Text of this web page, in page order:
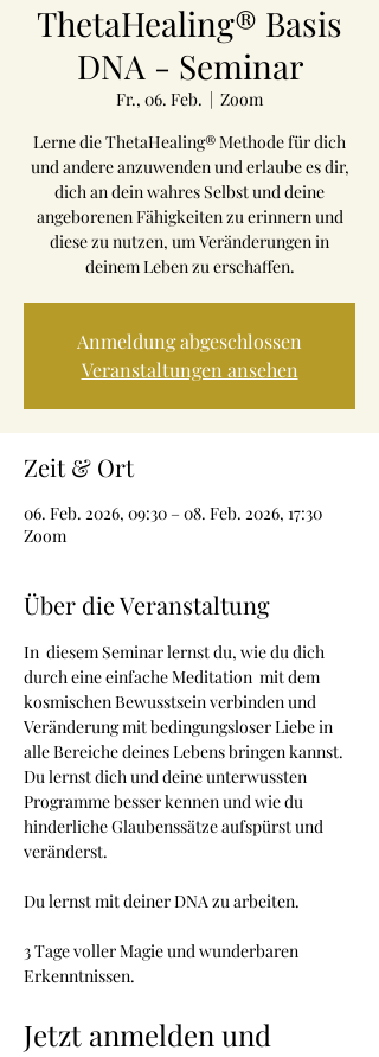
ThetaHealing® Basis
DNA - Seminar
Fr., 06. Feb.
  |
Zoom
Lerne die ThetaHealing® Methode für dich
und andere anzuwenden und erlaube es dir,
dich an dein wahres Selbst und deine
angeborenen Fähigkeiten zu erinnern und
diese zu nutzen, um Veränderungen in
deinem Leben zu erschaffen.
Anmeldung abgeschlossen
Veranstaltungen ansehen
Zeit & Ort
06. Feb. 2026, 09:30 – 08. Feb. 2026, 17:30
Zoom
Über die Veranstaltung
In  diesem Seminar lernst du, wie du dich
durch eine einfache Meditation  mit dem
kosmischen Bewusstsein verbinden und
Veränderung mit bedingungsloser Liebe in
alle Bereiche deines Lebens bringen kannst.
Du lernst dich und deine unterwussten
Programme besser kennen und wie du
hinderliche Glaubenssätze aufspürst und
veränderst.
Du lernst mit deiner DNA zu arbeiten.
3 Tage voller Magie und wunderbaren
Erkenntnissen.
Jetzt anmelden und